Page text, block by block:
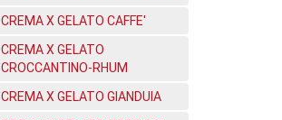
CREMA X GELATO CAFFE'
CREMA X GELATO
CROCCANTINO-RHUM
CREMA X GELATO GIANDUIA